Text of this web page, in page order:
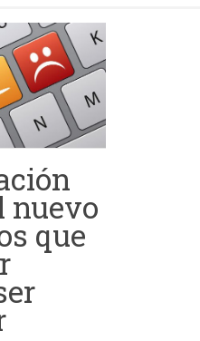
nuevo
que